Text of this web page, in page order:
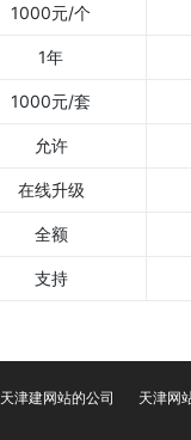
1000元/个
1年
1000元/套
允许
在线升级
全额
支持
天津建网站的公司 天津网